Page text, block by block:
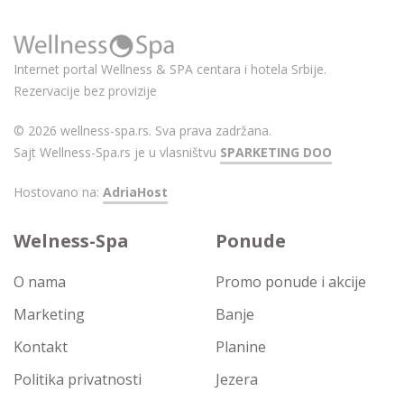
Internet portal Wellness & SPA centara i hotela Srbije.
Rezervacije bez provizije
© 2026 wellness-spa.rs. Sva prava zadržana.
Sajt Wellness-Spa.rs je u vlasništvu SPARKETING DOO
Hostovano na: AdriaHost
Welness-Spa
O nama
Marketing
Kontakt
Politika privatnosti
Ponude
Promo ponude i akcije
Banje
Planine
Jezera